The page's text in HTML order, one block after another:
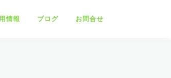
情報 ブログ お問合せ